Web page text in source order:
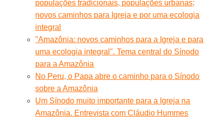
populações tradicionais, populações urbanas;
novos caminhos para Igreja e por uma ecologia
integral
"Amazônia: novos caminhos para a Igreja e para
uma ecologia integral". Tema central do Sínodo
para a Amazônia
No Peru, o Papa abre o caminho para o Sínodo
sobre a Amazônia
Um Sínodo muito importante para a Igreja na
Amazônia. Entrevista com Cláudio Hummes